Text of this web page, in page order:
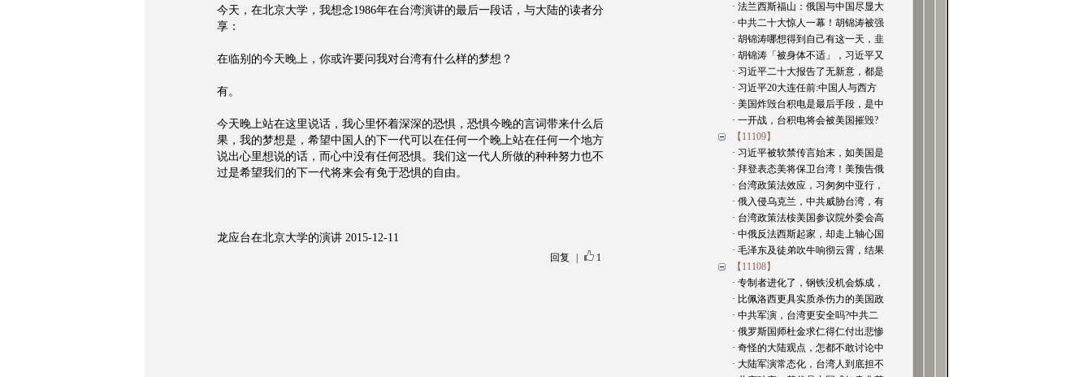
今天，在北京大学，我想念1986年在台湾演讲的最后一段话，与大陆的读者分
享：
在临别的今天晚上，你或许要问我对台湾有什么样的梦想？
有。
今天晚上站在这里说话，我心里怀着深深的恐惧，恐惧今晚的言词带来什么后
果，我的梦想是，希望中国人的下一代可以在任何一个晚上站在任何一个地方
说出心里想说的话，而心中没有任何恐惧。我们这一代人所做的种种努力也不
过是希望我们的下一代将来会有免于恐惧的自由。
龙应台在北京大学的演讲 2015-12-11
回复 1
· 法兰西斯福山：俄国与中国尽显大
· 中共二十大惊人一幕！胡锦涛被强
· 胡锦涛哪想得到自己有这一天，韭
· 胡锦涛「被身体不适」，习近平又
· 习近平二十大报告了无新意，都是
· 习近平20大连任前:中国人与西方
· 美国炸毁台积电是最后手段，是中
· 一开战，台积电将会被美国摧毁?
【11109】
· 习近平被软禁传言始末，如美国是
· 拜登表态美将保卫台湾！美预告俄
· 台湾政策法效应，习匆匆中亚行，
· 俄入侵乌克兰，中共威胁台湾，有
· 台湾政策法桉美国参议院外委会高
· 中俄反法西斯起家，却走上轴心国
· 毛泽东及徒弟吹牛响彻云霄，结果
【11108】
· 专制者进化了，钢铁没机会炼成，
· 比佩洛西更具实质杀伤力的美国政
· 中共军演，台湾更安全吗?中共二
· 俄罗斯国师杜金求仁得仁付出悲惨
· 奇怪的大陆观点，怎都不敢讨论中
· 大陆军演常态化，台湾人到底担不